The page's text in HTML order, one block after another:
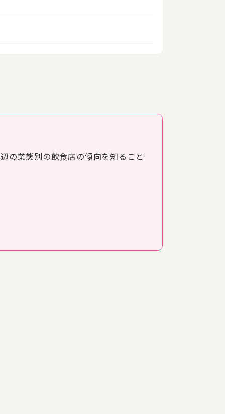
の業態別の飲食店の傾向を知ること